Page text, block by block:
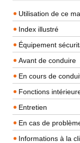
Utilisation de ce
Index illustré
Équipement
Avant de conduire
En cours de
Fonctions
Entretien
En cas de
Informations à la